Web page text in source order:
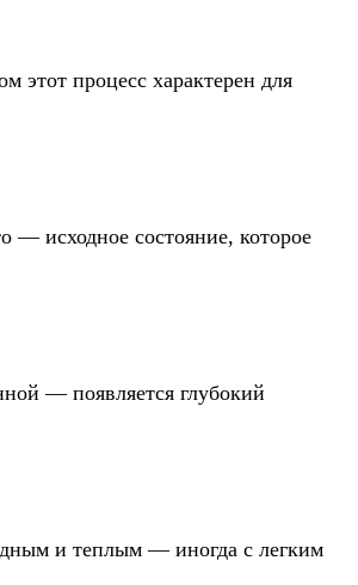
этот процесс характерен для
— исходное состояние, которое
— появляется глубокий
и теплым — иногда с легким